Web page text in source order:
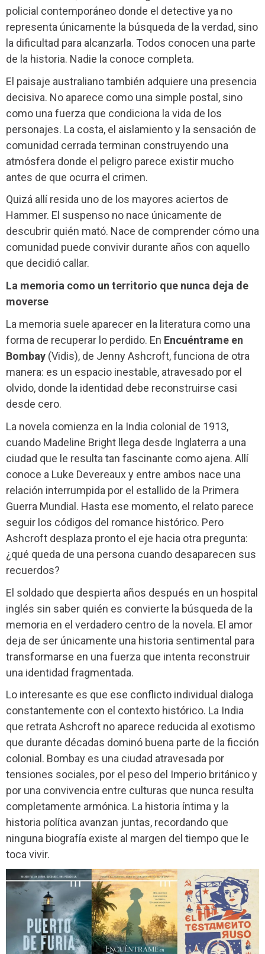
policial contemporáneo donde el detective ya no
representa únicamente la búsqueda de la verdad, sino
la dificultad para alcanzarla. Todos conocen una parte
de la historia. Nadie la conoce completa.
El paisaje australiano también adquiere una presencia
decisiva. No aparece como una simple postal, sino
como una fuerza que condiciona la vida de los
personajes. La costa, el aislamiento y la sensación de
comunidad cerrada terminan construyendo una
atmósfera donde el peligro parece existir mucho
antes de que ocurra el crimen.
Quizá allí resida uno de los mayores aciertos de
Hammer. El suspenso no nace únicamente de
descubrir quién mató. Nace de comprender cómo una
comunidad puede convivir durante años con aquello
que decidió callar.
La memoria como un territorio que nunca deja de
moverse
La memoria suele aparecer en la literatura como una
forma de recuperar lo perdido. En Encuéntrame en
Bombay (Vidis), de Jenny Ashcroft, funciona de otra
manera: es un espacio inestable, atravesado por el
olvido, donde la identidad debe reconstruirse casi
desde cero.
La novela comienza en la India colonial de 1913,
cuando Madeline Bright llega desde Inglaterra a una
ciudad que le resulta tan fascinante como ajena. Allí
conoce a Luke Devereaux y entre ambos nace una
relación interrumpida por el estallido de la Primera
Guerra Mundial. Hasta ese momento, el relato parece
seguir los códigos del romance histórico. Pero
Ashcroft desplaza pronto el eje hacia otra pregunta:
¿qué queda de una persona cuando desaparecen sus
recuerdos?
El soldado que despierta años después en un hospital
inglés sin saber quién es convierte la búsqueda de la
memoria en el verdadero centro de la novela. El amor
deja de ser únicamente una historia sentimental para
transformarse en una fuerza que intenta reconstruir
una identidad fragmentada.
Lo interesante es que ese conflicto individual dialoga
constantemente con el contexto histórico. La India
que retrata Ashcroft no aparece reducida al exotismo
que durante décadas dominó buena parte de la ficción
colonial. Bombay es una ciudad atravesada por
tensiones sociales, por el peso del Imperio británico y
por una convivencia entre culturas que nunca resulta
completamente armónica. La historia íntima y la
historia política avanzan juntas, recordando que
ninguna biografía existe al margen del tiempo que le
toca vivir.